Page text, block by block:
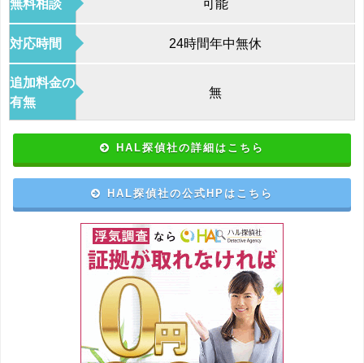
無料相談 可能
対応時間 24時間年中無休
追加料金の
有無
無
HAL探偵社の詳細はこちら
HAL探偵社の公式HPはこちら